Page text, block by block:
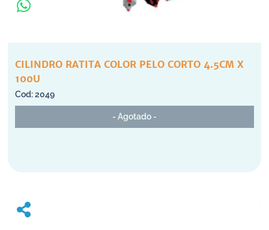
CILINDRO RATITA COLOR PELO CORTO 4.5CM X
100U
2049
- Agotado -